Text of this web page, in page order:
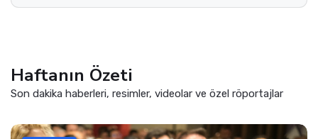
Haftanın Özeti
Son dakika haberleri, resimler, videolar ve özel röportajlar